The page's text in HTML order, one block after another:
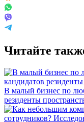
Читайте
В малый бизнес по
резиденты